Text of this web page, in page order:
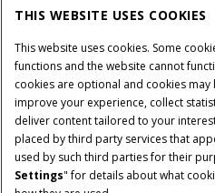
Este Acordo constitui o
Usuário e a CNH em
acordo substitui todas as
feitas em qualquer
Usuário e a CNH em
THIS WEBSITE USES COOKIES
This website uses cookies. Some
functions and the website cannot
cookies are optional and cookies
improve your experience, collect
deliver content tailored to your
placed by third party services that
used by such third parties for their
Settings" for details about what